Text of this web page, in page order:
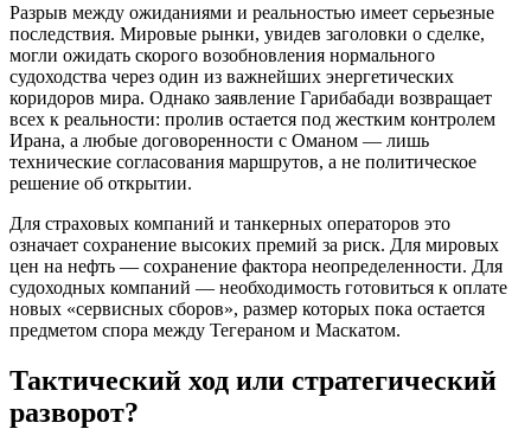
Разрыв между ожиданиями и реальностью имеет серьезные
последствия. Мировые рынки, увидев заголовки о сделке,
могли ожидать скорого возобновления нормального
судоходства через один из важнейших энергетических
коридоров мира. Однако заявление Гарибабади возвращает
всех к реальности: пролив остается под жестким контролем
Ирана, а любые договоренности с Оманом — лишь
технические согласования маршрутов, а не политическое
решение об открытии.
Для страховых компаний и танкерных операторов это
означает сохранение высоких премий за риск. Для мировых
цен на нефть — сохранение фактора неопределенности. Для
судоходных компаний — необходимость готовиться к оплате
новых «сервисных сборов», размер которых пока остается
предметом спора между Тегераном и Маскатом.
Тактический ход или стратегический
разворот?